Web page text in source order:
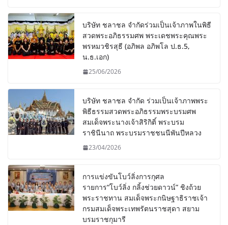
บริษัท ชลาชล จำกัดร่วมเป็นเจ้าภาพในพิธี
สวดพระอภิธรรมศพ พระเดชพระคุณพระ
พรหมวชิรสุธี (อภิพล อภิพโล ป.ธ.5,
น.ธ.เอก)
25/06/2026
บริษัท ชลาชล จำกัด ร่วมเป็นเจ้าภาพพระ
พิธีธรรมสวดพระอภิธรรมพระบรมศพ
สมเด็จพระนางเจ้าสิริกิติ์ พระบรม
ราชินีนาถ พระบรมราชชนนีพันปีหลวง
23/04/2026
การแข่งขันโบว์ลิ่งการกุศล
รายการ“โบว์ลิ่ง กลิ้งช่วยดาวน์” ชิงถ้วย
พระราชทาน สมเด็จพระกนิษฐาธิราชเจ้า
กรมสมเด็จพระเทพรัตนราชสุดา สยาม
บรมราชกุมารี